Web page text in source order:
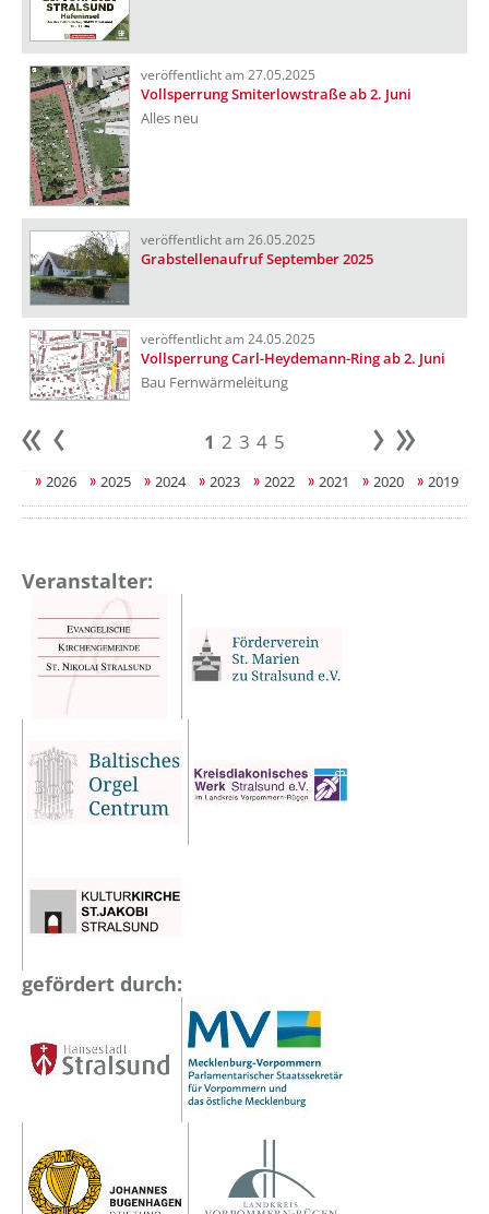
veröffentlicht am 27.05.2025
Vollsperrung Smiterlowstraße ab 2. Juni
Alles neu
veröffentlicht am 26.05.2025
Grabstellenaufruf September 2025
veröffentlicht am 24.05.2025
Vollsperrung Carl-Heydemann-Ring ab 2. Juni
Bau Fernwärmeleitung
Anfang 1 2 3 4 5 weiter
2026 2025 2024 2023 2022 2021 2020 2019
Veranstalter:
gefördert durch: